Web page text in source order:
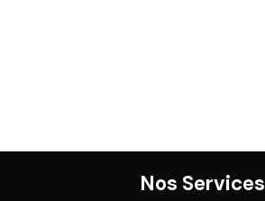
Nos Services